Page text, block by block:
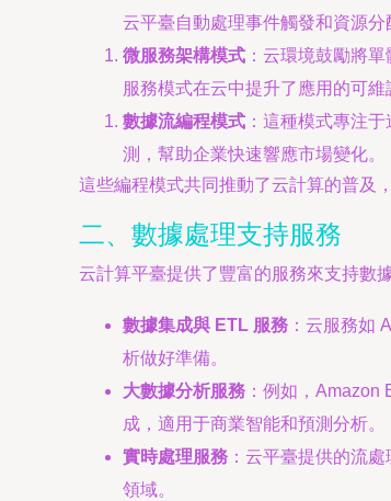
云平臺自動處理事件觸發和資源
微服務架構模式 ：云環境鼓勵將
服務模式在云中提升了應用的可
數據流編程模式 ：這種模式專注
測，幫助企業快速響應市場變化。
這些編程模式共同推動了云計算的普及
二、數據處理支持服務
云計算平臺提供了豐富的服務來支持數
數據集成與 ETL 服務 ：云服務如
析做好準備。
大數據分析服務 ：例如，
成，適用于商業智能和預測分析。
實時處理服務 ：云平臺提供的流
領域。